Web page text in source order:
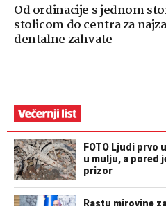
Od ordinacije s jednom
stolicom do centra za
dentalne zahvate